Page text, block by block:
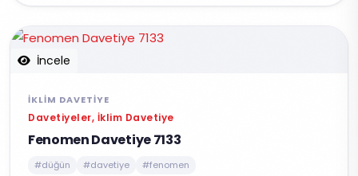
İncele
İKLIM DAVETIYE
Davetiyeler, İklim Davetiye
Fenomen Davetiye 7133
#düğün #davetiye #fenomen